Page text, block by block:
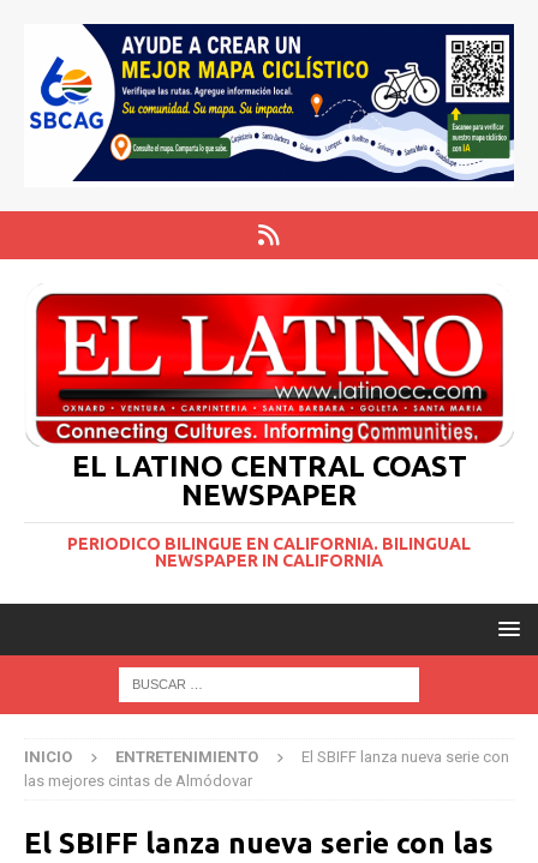
EL LATINO CENTRAL COAST
NEWSPAPER
PERIODICO BILINGUE EN CALIFORNIA. BILINGUAL
NEWSPAPER IN CALIFORNIA
INICIO ENTRETENIMIENTO
El SBIFF lanza nueva serie con
las mejores cintas de Almódovar
El SBIFF lanza nueva serie con las